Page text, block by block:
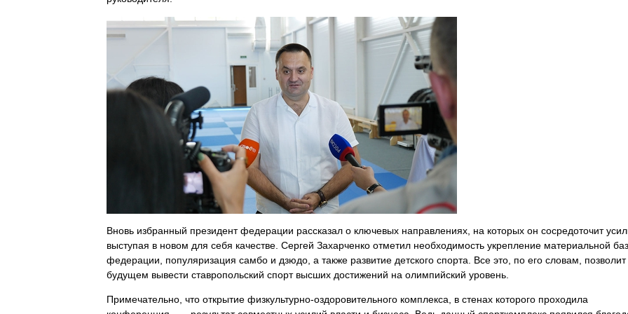
Вновь избранный президент федерации рассказал о ключевых направлениях, на которых он сосредоточит
выступая в новом для себя качестве. Сергей Захарченко отметил необходимость укрепление материальной
федерации, популяризация самбо и дзюдо, а также развитие детского спорта. Все это, по его словам, позволит
будущем вывести ставропольский спорт высших достижений на олимпийский уровень.
Примечательно, что открытие физкультурно-оздоровительного комплекса, в стенах которого проходила